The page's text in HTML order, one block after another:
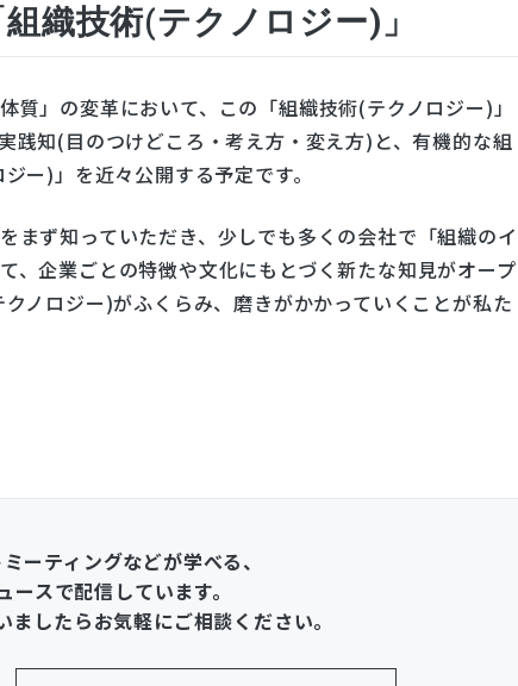
織技術(テクノロジー)」
」の変革において、この「組織技術(テクノロジー)」
践知(目のつけどころ・考え方・変え方)と、有機的な組
ー)」を近々公開する予定です。
ず知っていただき、少しでも多くの会社で「組織のイ
、企業ごとの特徴や文化にもとづく新たな知見がオープ
ノロジー)がふくらみ、磨きがかかっていくことが私た
ーティングなどが学べる、
スで配信しています。
したらお気軽にご相談ください。